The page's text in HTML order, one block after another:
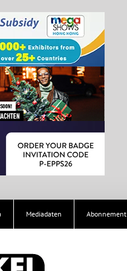
Mediadaten Abonnement